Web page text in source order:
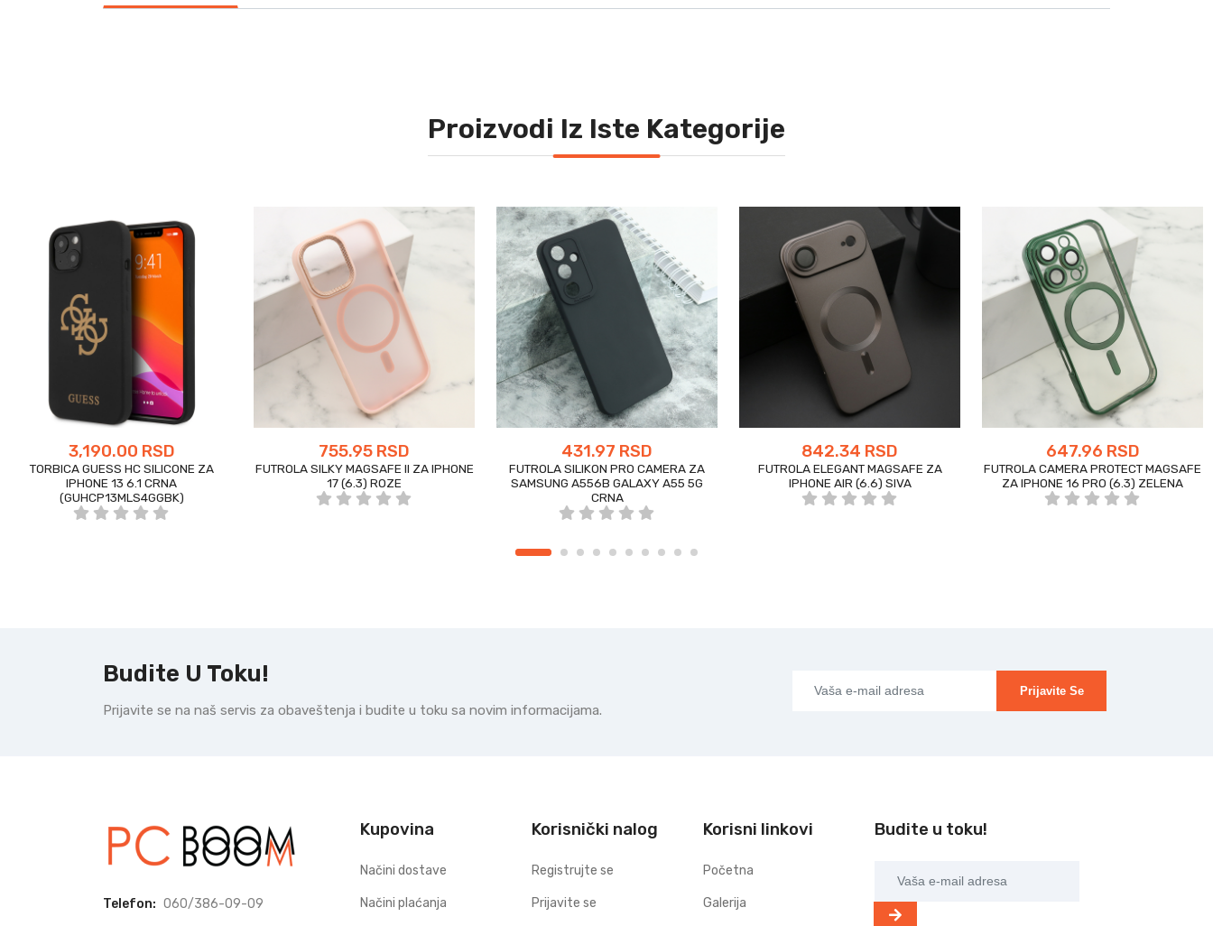
Proizvodi Iz Iste Kategorije
3,190.00 RSD
TORBICA GUESS HC SILICONE ZA
IPHONE 13 6.1 CRNA
(GUHCP13MLS4GGBK)
755.95 RSD
FUTROLA SILKY MAGSAFE II ZA IPHONE
17 (6.3) ROZE
431.97 RSD
FUTROLA SILIKON PRO CAMERA ZA
SAMSUNG A556B GALAXY A55 5G
CRNA
842.34 RSD
FUTROLA ELEGANT MAGSAFE ZA
IPHONE AIR (6.6) SIVA
647.96 RSD
FUTROLA CAMERA PROTECT MAGSAFE
ZA IPHONE 16 PRO (6.3) ZELENA
Budite U Toku!
Prijavite se na naš servis za obaveštenja i budite u toku sa novim informacijama.
Prijavite Se
Telefon: 060/386-09-09
Kupovina
Načini dostave
Načini plaćanja
Korisnički nalog
Registrujte se
Prijavite se
Korisni linkovi
Početna
Galerija
Budite u toku!